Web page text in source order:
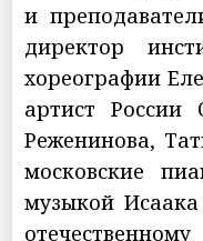
и
директор
хореографии
артист России
Реженинова,
московские
музыкой Исаака